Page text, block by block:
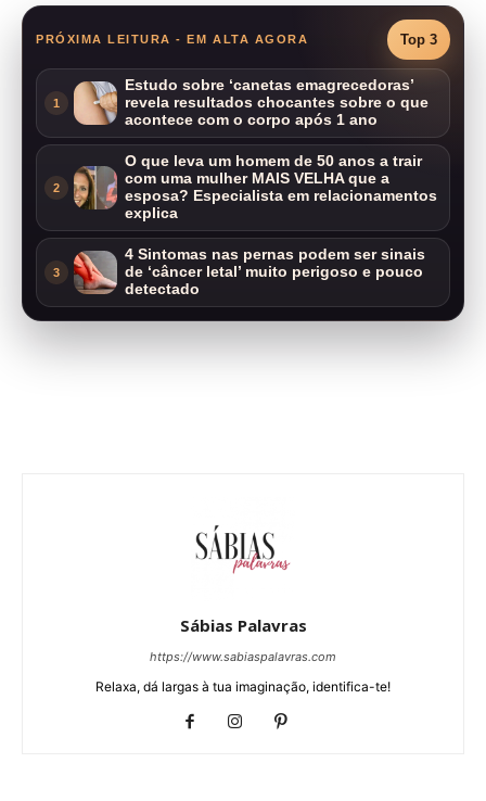
PRÓXIMA LEITURA - EM ALTA AGORA Top 3
1
Estudo sobre ‘canetas emagrecedoras’
revela resultados chocantes sobre o que
acontece com o corpo após 1 ano
2
O que leva um homem de 50 anos a trair
com uma mulher MAIS VELHA que a
esposa? Especialista em relacionamentos
explica
3
4 Sintomas nas pernas podem ser sinais
de ‘câncer letal’ muito perigoso e pouco
detectado
Sábias Palavras
https://www.sabiaspalavras.com
Relaxa, dá largas à tua imaginação, identifica-te!